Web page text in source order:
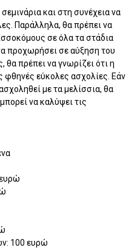
και στη συνέχεια να
Παράλληλα, θα πρέπει να
σε όλα τα στάδια
προχωρήσει σε αύξηση του
πρέπει να γνωρίζει ότι η
φθηνές εύκολες ασχολίες. Εάν
με τα μελίσσια, θα
να καλύψει τις
100 ευρώ